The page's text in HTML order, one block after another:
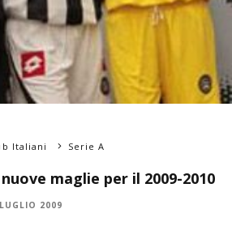
Italiani Serie A
maglie per il 2009-2010
2009